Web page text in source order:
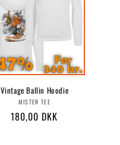
Vintage Ballin Hoodie
Forhandler:
MISTER TEE
Normalpris
180,00 DKK